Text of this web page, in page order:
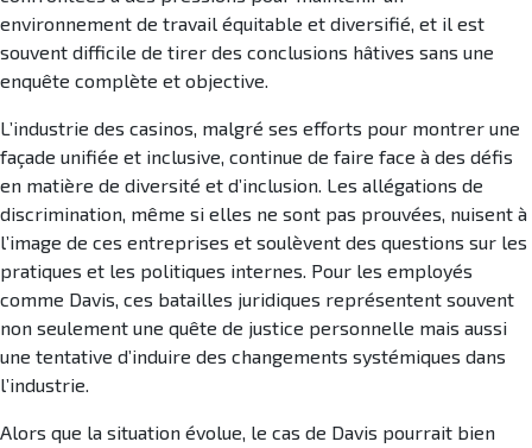
environnement de travail équitable et diversifié, et il est
souvent difficile de tirer des conclusions hâtives sans une
enquête complète et objective.
L’industrie des casinos, malgré ses efforts pour montrer une
façade unifiée et inclusive, continue de faire face à des défis
en matière de diversité et d’inclusion. Les allégations de
discrimination, même si elles ne sont pas prouvées, nuisent à
l’image de ces entreprises et soulèvent des questions sur les
pratiques et les politiques internes. Pour les employés
comme Davis, ces batailles juridiques représentent souvent
non seulement une quête de justice personnelle mais aussi
une tentative d’induire des changements systémiques dans
l’industrie.
Alors que la situation évolue, le cas de Davis pourrait bien